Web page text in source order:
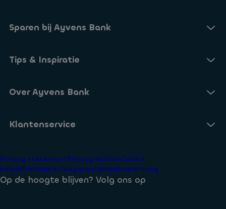
Sparen bij Ayvens Bank
Onze Online Spaarrekening
Onze Sparen App
Actuele rentestanden
Tips & Inspiratie
Blogs
Aanmelden nieuwsbrief
Over Ayvens Bank
Over ons
Voorwaarden
Klantenservice
Veelgestelde vragen
Identificatie bij Ayvens Bank
Privacy statementPrivacyrechtenCookie
beleidDisclaimerToegankelijkheidsverklaring
Op de hoogte blijven? Volg ons op